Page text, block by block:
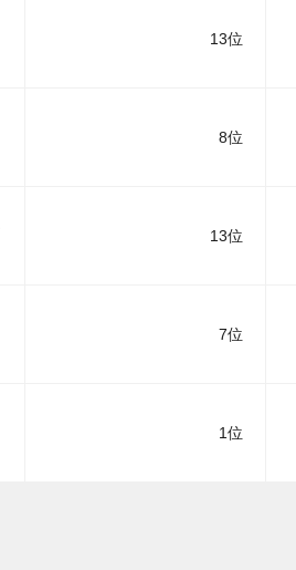
13位
8位
13位
7位
1位